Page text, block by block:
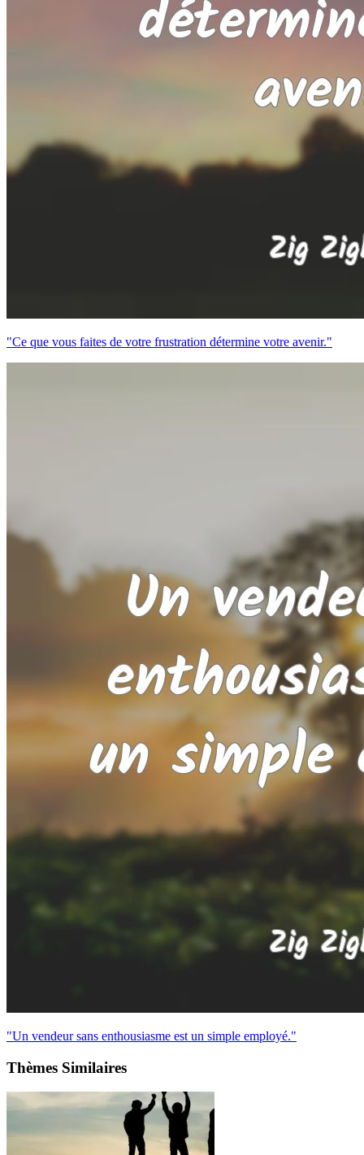
"Ce que vous faites de votre frustration détermine votre avenir."
"Un vendeur sans enthousiasme est un simple employé."
Thèmes Similaires